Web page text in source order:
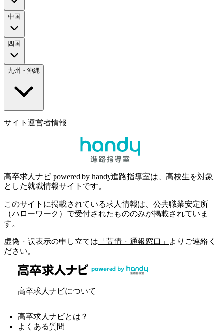
中国
四国
九州・沖縄
サイト運営者情報
高卒求人ナビ powered by handy進路指導室は、高校生を対象
とした就職情報サイトです。
このサイトに掲載されている求人情報は、公共職業安定所
（ハローワーク）で受付されたもののみが掲載されていま
す。
虚偽・誤表示の申し立ては 「苦情・通報窓口」
よりご連絡く
ださい。
高卒求人ナビについて
高卒求人ナビとは？
よくある質問